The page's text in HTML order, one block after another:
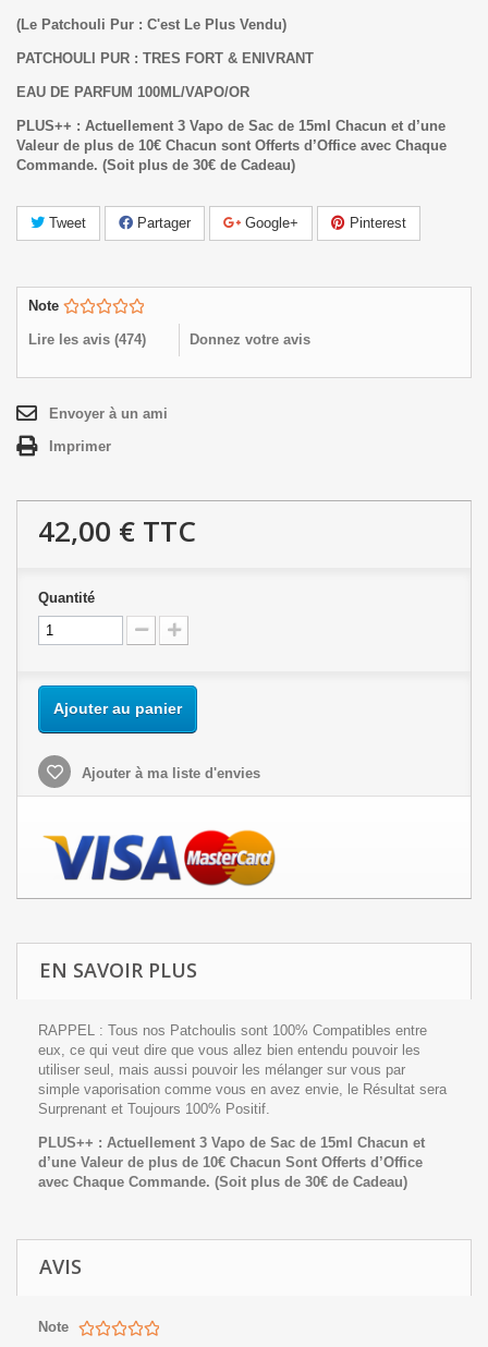
(Le Patchouli Pur : C'est Le Plus Vendu)
PATCHOULI PUR : TRES FORT & ENIVRANT
EAU DE PARFUM 100ML/VAPO/OR
PLUS++ : Actuellement 3 Vapo de Sac de 15ml Chacun et d’une
Valeur de plus de 10€ Chacun sont Offerts d’Office avec Chaque
Commande. (Soit plus de 30€ de Cadeau)
Tweet Partager Google+ Pinterest
Note
Lire les avis (474) Donnez votre avis
Envoyer à un ami
Imprimer
42,00 € TTC
Quantité
Ajouter au panier
Ajouter à ma liste d'envies
EN SAVOIR PLUS
RAPPEL : Tous nos Patchoulis sont 100% Compatibles entre
eux, ce qui veut dire que vous allez bien entendu pouvoir les
utiliser seul, mais aussi pouvoir les mélanger sur vous par
simple vaporisation comme vous en avez envie, le Résultat sera
Surprenant et Toujours 100% Positif.
PLUS++ : Actuellement 3 Vapo de Sac de 15ml Chacun et
d’une Valeur de plus de 10€ Chacun Sont Offerts d’Office
avec Chaque Commande. (Soit plus de 30€ de Cadeau)
AVIS
Note